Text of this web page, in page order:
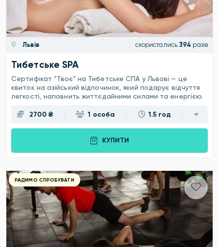
Львів скористались 394 разів
Тибетське SPA
Сертифікат “Твоє” на Тибетське СПА у Львові — це
квиток на азійський відпочинок, який подарує відчуття
легкості, наповнить життєдайними силами та енергією.
2700 ₴ 1 особа 1.5 год
КУПИТИ
РАДИМО СПРОБУВАТИ